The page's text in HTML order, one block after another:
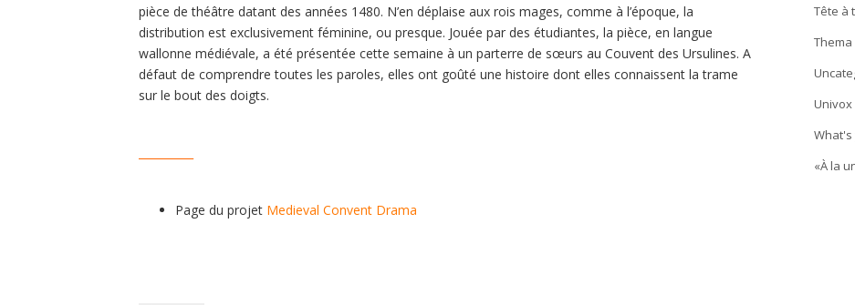
pièce de théâtre datant des années 1480. N’en déplaise aux rois mages, comme à l’époque, la
distribution est exclusivement féminine, ou presque. Jouée par des étudiantes, la pièce, en langue
wallonne médiévale, a été présentée cette semaine à un parterre de sœurs au Couvent des Ursulines. A
défaut de comprendre toutes les paroles, elles ont goûté une histoire dont elles connaissent la trame
sur le bout des doigts.
Page du projet Medieval Convent Drama
Tête à
Thema
Univox
What's
«À la